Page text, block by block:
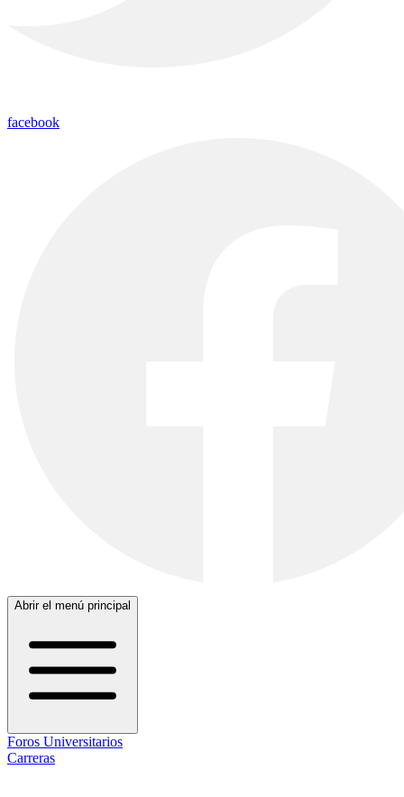
facebook
Abrir el menú principal
Foros Universitarios
Carreras